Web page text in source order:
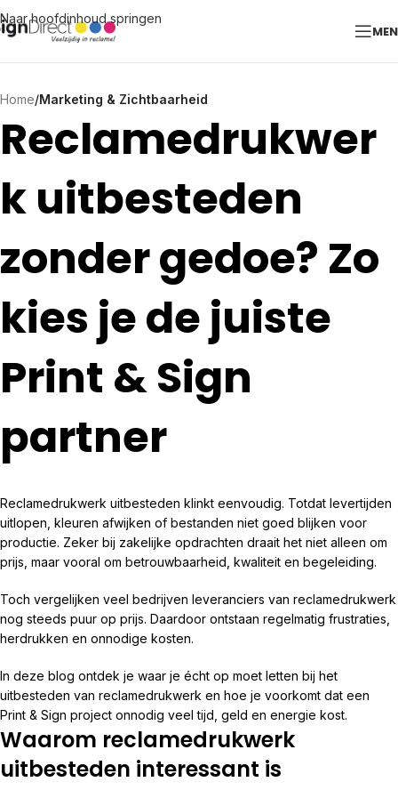
Naar hoofdinhoud springen
Home/Marketing & Zichtbaarheid
Reclamedrukwer
k uitbesteden
zonder gedoe? Zo
kies je de juiste
Print & Sign
partner
Reclamedrukwerk uitbesteden klinkt eenvoudig. Totdat levertijden
uitlopen, kleuren afwijken of bestanden niet goed blijken voor
productie. Zeker bij zakelijke opdrachten draait het niet alleen om
prijs, maar vooral om betrouwbaarheid, kwaliteit en begeleiding.
Toch vergelijken veel bedrijven leveranciers van reclamedrukwerk
nog steeds puur op prijs. Daardoor ontstaan regelmatig frustraties,
herdrukken en onnodige kosten.
In deze blog ontdek je waar je écht op moet letten bij het
uitbesteden van reclamedrukwerk en hoe je voorkomt dat een
Print & Sign project onnodig veel tijd, geld en energie kost.
Waarom reclamedrukwerk
uitbesteden interessant is